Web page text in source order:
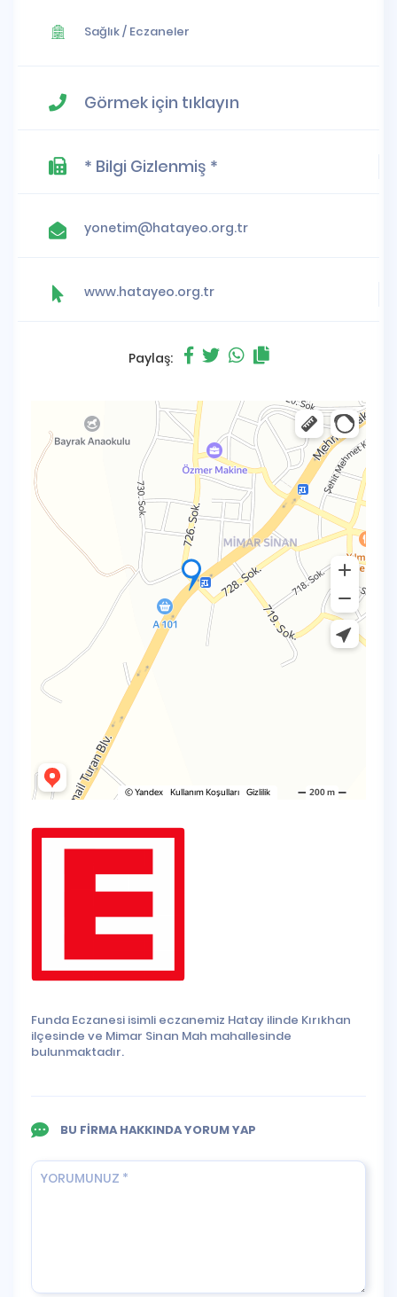
Sağlık/ Eczaneler
Görmek için tıklayın
* Bilgi Gizlenmiş *
yonetim@hatayeo.org.tr
www.hatayeo.org.tr
Paylaş:
Funda Eczanesi isimli eczanemiz Hatay ilinde Kırıkhan
ilçesinde ve Mimar Sinan Mah mahallesinde
bulunmaktadır.
BU FİRMA HAKKINDA YORUM YAP